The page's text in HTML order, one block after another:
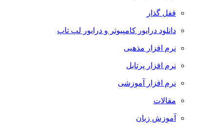
قفل گذار
دانلود درایور کامپیوتر و درایور لپ تاپ
نرم افزار مذهبی
نرم افزار پرتابل
نرم افزار آموزشی
مقالات
آموزش زبان